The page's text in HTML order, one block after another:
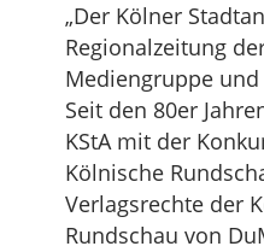
„Der Kölner
Regionalzeitung
Mediengruppe
Seit den 80er
KStA mit der
Kölnische
Verlagsrechte der
Rundschau von